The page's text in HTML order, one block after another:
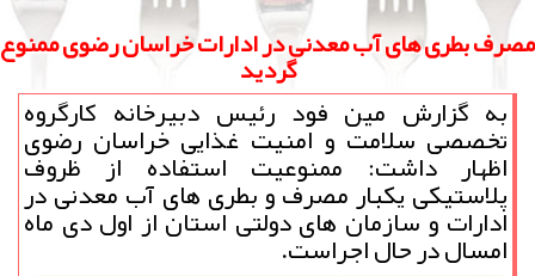
مصرف بطری های آب معدنی در ادارات خراسان رضوی ممنوع
گردید
به گزارش مین فود رئیس دبیرخانه كارگروه
تخصصی سلامت و امنیت غذایی خراسان رضوی
اظهار داشت: ممنوعیت استفاده از ظروف
پلاستیكی یكبار مصرف و بطری های آب معدنی در
ادارات و سازمان های دولتی استان از اول دی ماه
امسال در حال اجراست.